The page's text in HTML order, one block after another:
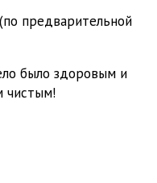
предварительной
было здоровым и
чистым!